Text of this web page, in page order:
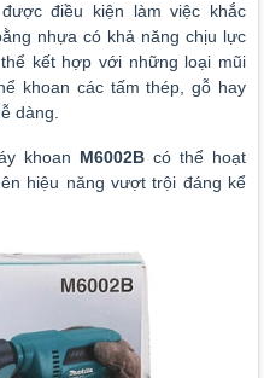
điều kiện làm việc khắc
nhựa có khả năng chịu lực
kết hợp với những loại mũi
khoan các tấm thép, gỗ hay
dàng.
khoan M6002B có thể hoạt
hiệu năng vượt trội đáng kể